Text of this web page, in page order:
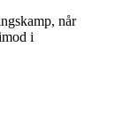
når
i